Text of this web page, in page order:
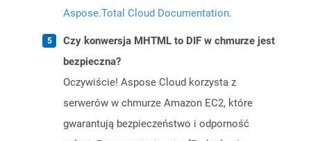
Aspose.Total Cloud Documentation.
Czy konwersja MHTML to DIF w chmurze jest
bezpieczna?
Oczywiście! Aspose Cloud korzysta z
serwerów w chmurze Amazon EC2, które
gwarantują bezpieczeństwo i odporność